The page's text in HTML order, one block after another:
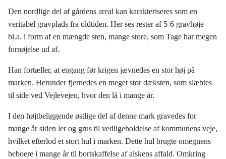
Den nordlige del af gårdens areal kan karakteriseres som en
veritabel gravplads fra oldtiden. Her ses rester af 5-6 gravhøje
bl.a. i form af en mængde sten, mange store, som Tage har megen
fornøjelse ud af.
Han fortæller, at engang før krigen jævnedes en stor høj på
marken. Herunder fjernedes en meget stor dæksten, som slæbtes
til side ved Vejlevejen, hvor den lå i mange år.
I den højtbeliggende østlige del af denne mark gravedes for
mange år siden ler og grus til vedligeholdelse af kommunens veje,
hvilket efterlod et stort hul i marken. Dette hul brugte omegnens
beboere i mange år til bortskaffelse af alskens affald. Omkring